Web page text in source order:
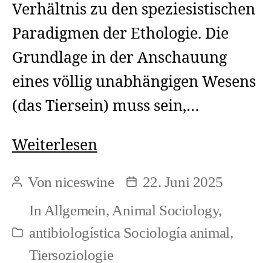
Verhältnis zu den speziesistischen
Paradigmen der Ethologie. Die
Grundlage in der Anschauung
eines völlig unabhängigen Wesens
(das Tiersein) muss sein,…
WeiterlesenTiersoziologische
klären
/
Clarify
Beitragsautor
Vonniceswine Beitragsdatum
22. Juni 2025
Kategorien
In Allgemein, Animal Sociology,
antibiologística Sociología animal,
Tiersoziologie